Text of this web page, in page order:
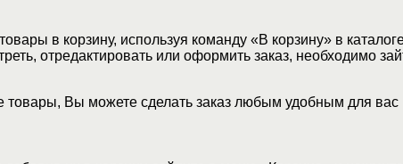
в корзину, используя команду «В корзину» в
отредактировать или оформить заказ, необходимо
Вы можете сделать заказ любым удобным для вас